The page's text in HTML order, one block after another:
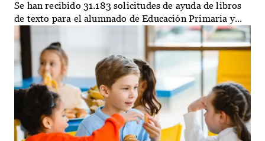
Se han recibido 31.183 solicitudes de ayuda de libros
de texto para el alumnado de Educación Primaria y...